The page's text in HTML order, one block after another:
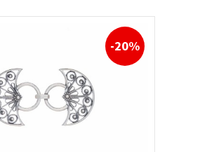
-20%